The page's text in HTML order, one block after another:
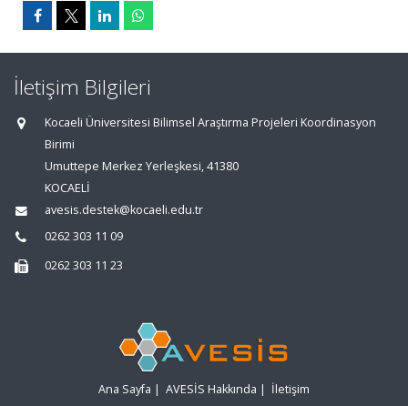
İletişim Bilgileri
Kocaeli Üniversitesi Bilimsel Araştırma Projeleri Koordinasyon
Birimi
Umuttepe Merkez Yerleşkesi, 41380
KOCAELİ
avesis.destek@kocaeli.edu.tr
0262 303 11 09
0262 303 11 23
Ana Sayfa | AVESİS Hakkında | İletişim